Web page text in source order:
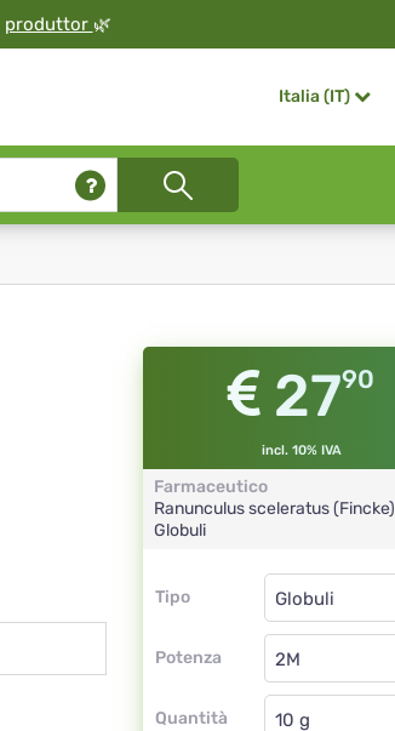
produttor 🌿
Italia (IT)
2790
incl. 10% IVA
Farmaceutico
Ranunculus sceleratus (Fincke)
Globuli
Tipo
Tipo
Potenza
Globuli
2M
Quantità
Globuli